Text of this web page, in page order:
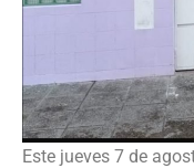
Este jueves 7 de